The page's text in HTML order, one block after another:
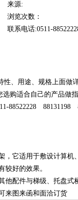
来源:
浏览次数：
联系电话:0511-
、用途、规格上
购适合自己的产品做指
88522228 88131198
，它适用于敷设计算
的效果。
件与梯级、托盘式桥
来图来函和面洽订货